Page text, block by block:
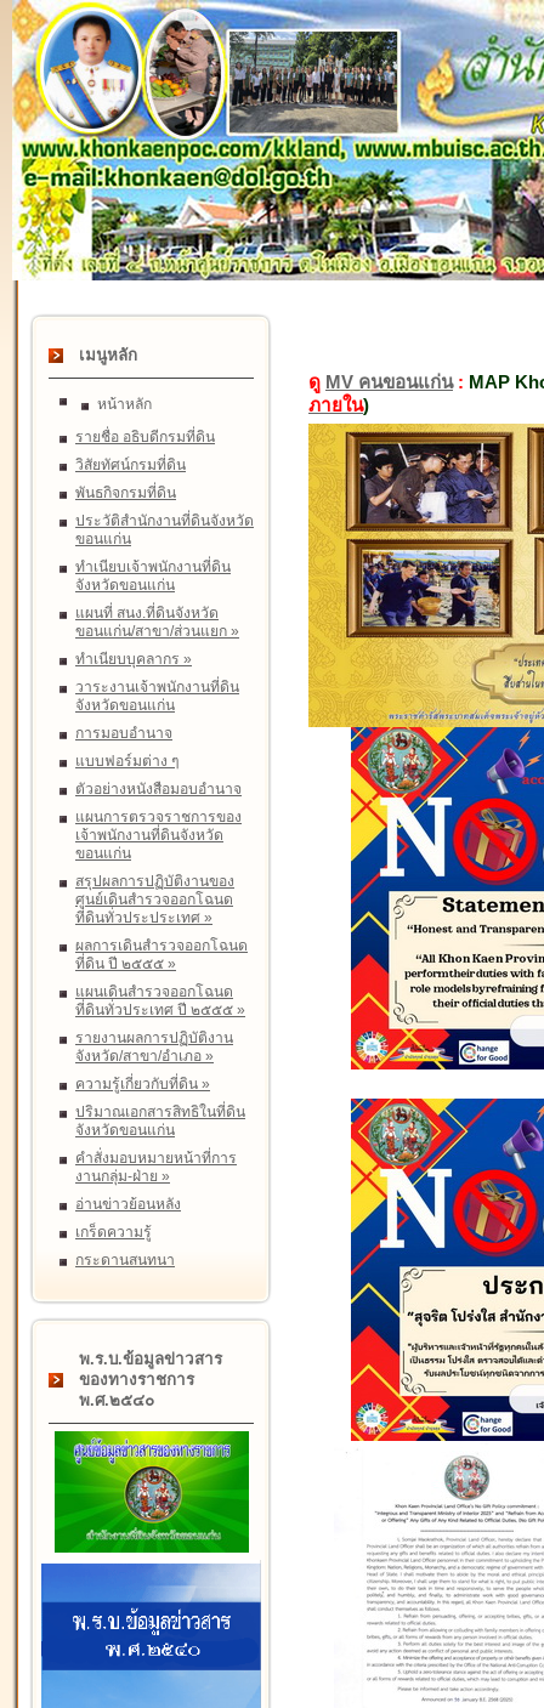
เมนูหลัก
หน้าหลัก
รายชื่อ อธิบดีกรมที่ดิน
วิสัยทัศน์กรมที่ดิน
พันธกิจกรมที่ดิน
ประวัติสำนักงานที่ดินจังหวัด
ขอนแก่น
ทำเนียบเจ้าพนักงานที่ดิน
จังหวัดขอนแก่น
แผนที่ สนง.ที่ดินจังหวัด
ขอนแก่น/สาขา/ส่วนแยก »
ทำเนียบบุคลากร »
วาระงานเจ้าพนักงานที่ดิน
จังหวัดขอนแก่น
การมอบอำนาจ
แบบฟอร์มต่าง ๆ
ตัวอย่างหนังสือมอบอำนาจ
แผนการตรวจราชการของ
เจ้าพนักงานที่ดินจังหวัด
ขอนแก่น
สรุปผลการปฏิบัติงานของ
ศูนย์เดินสำรวจออกโฉนด
ที่ดินทั่วประประเทศ »
ผลการเดินสำรวจออกโฉนด
ที่ดิน ปี ๒๕๕๕ »
แผนเดินสำรวจออกโฉนด
ที่ดินทั่วประเทศ ปี ๒๕๕๕ »
รายงานผลการปฏิบัติงาน
จังหวัด/สาขา/อำเภอ »
ความรู้เกี่ยวกับที่ดิน »
ปริมาณเอกสารสิทธิในที่ดิน
จังหวัดขอนแก่น
คำสั่งมอบหมายหน้าที่การ
งานกลุ่ม-ฝ่าย »
อ่านข่าวย้อนหลัง
เกร็ดความรู้
กระดานสนทนา
พ.ร.บ.ข้อมูลข่าวสาร
ของทางราชการ
พ.ศ.๒๕๔๐
ดู MV คนขอนแก่น: MAP
ภายใน)